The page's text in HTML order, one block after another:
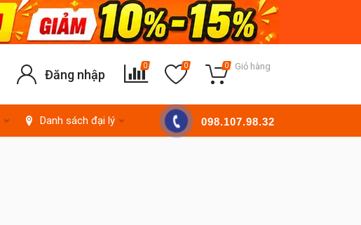
Danh sách đại lý 098.107.98.32
Đăng nhập
0 0 0 Giỏ hàng